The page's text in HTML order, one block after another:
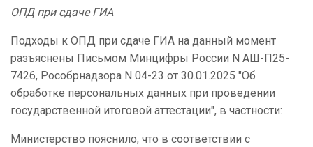
ОПД при сдаче ГИА
Подходы к ОПД при сдаче ГИА на данный момент
разъяснены Письмом Минцифры России N АШ-П25-
7426, Рособрнадзора N 04-23 от 30.01.2025 "Об
обработке персональных данных при проведении
государственной итоговой аттестации", в частности:
Министерство пояснило, что в соответствии с